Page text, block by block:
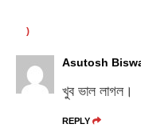
)
Asutosh
খুব ভাল লাগল।
REPLY